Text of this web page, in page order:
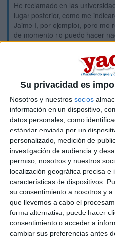
Su privacidad es
Nosotros y nuestros socios
información en un dispositivo,
datos personales, como
estándar enviada por un
personalizado, medición de
investigación de audiencia y
permiso, nosotros y nuestros
localización geográfica precisa e
características de dispositivos.
su consentimiento a nosotros y
que llevemos a cabo el
forma alternativa, puede hacer
consentimiento o acceder a
cambiar sus preferencias antes
He reclamado en las
lugar posterior, como me
Jaime I, por ejemplo), pero me
de momento no puedo hacer
imposible que aparezcan las
plazas. Puedo demostrar que
puedo asumir el coste de ESIC
Inicio
Etiquetas:
La universidad - un mundo
ADE - Administración y Dirección de